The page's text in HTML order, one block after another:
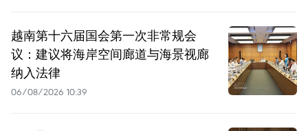
越南第十六届国会第一次非常规会
议：建议将海岸空间廊道与海景视廊
纳入法律
06/08/2026 10:39